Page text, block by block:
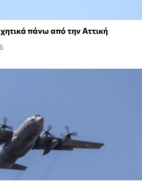
πάνω από την Αττική